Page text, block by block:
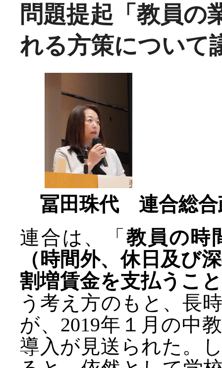
問題提起「教員の
れる方策について
冨田珠代 連合総合
連合は、「教員の時
（時間外、休日及び
割増賃金を支払うこ
う考え方のもと、長
が、2019年１月の中
導入が見送られた。